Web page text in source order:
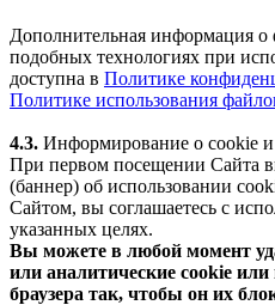
Дополнительная информация о
подобных технологиях при
доступна в Политике
Политике использования
4.3. Информирование о cookie
При первом посещении Сайта
(баннер) об использовании
Сайтом, вы соглашаетесь с
указанных целях.
Вы можете в любой момент
или аналитические cookie
браузера так, чтобы он их